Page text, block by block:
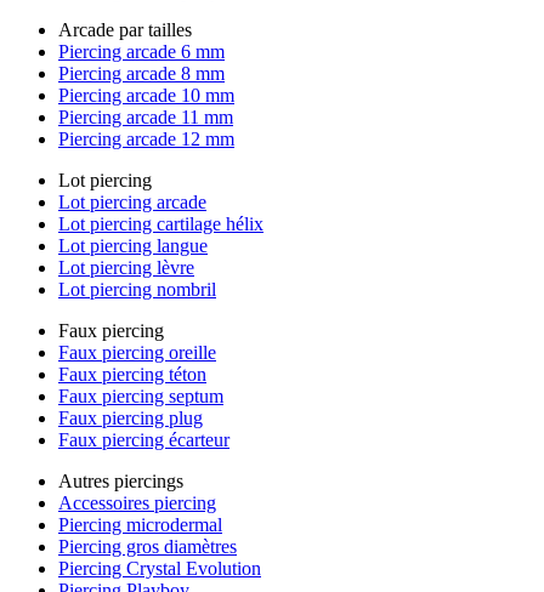
Arcade par tailles
Piercing arcade 6 mm
Piercing arcade 8 mm
Piercing arcade 10 mm
Piercing arcade 11 mm
Piercing arcade 12 mm
Lot piercing
Lot piercing arcade
Lot piercing cartilage hélix
Lot piercing langue
Lot piercing lèvre
Lot piercing nombril
Faux piercing
Faux piercing oreille
Faux piercing téton
Faux piercing septum
Faux piercing plug
Faux piercing écarteur
Autres piercings
Accessoires piercing
Piercing microdermal
Piercing gros diamètres
Piercing Crystal Evolution